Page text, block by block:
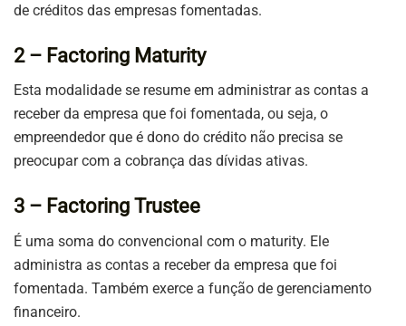
de créditos das empresas fomentadas.
2 – Factoring Maturity
Esta modalidade se resume em administrar as contas a
receber da empresa que foi fomentada, ou seja, o
empreendedor que é dono do crédito não precisa se
preocupar com a cobrança das dívidas ativas.
3 – Factoring Trustee
É uma soma do convencional com o maturity. Ele
administra as contas a receber da empresa que foi
fomentada. Também exerce a função de gerenciamento
financeiro.